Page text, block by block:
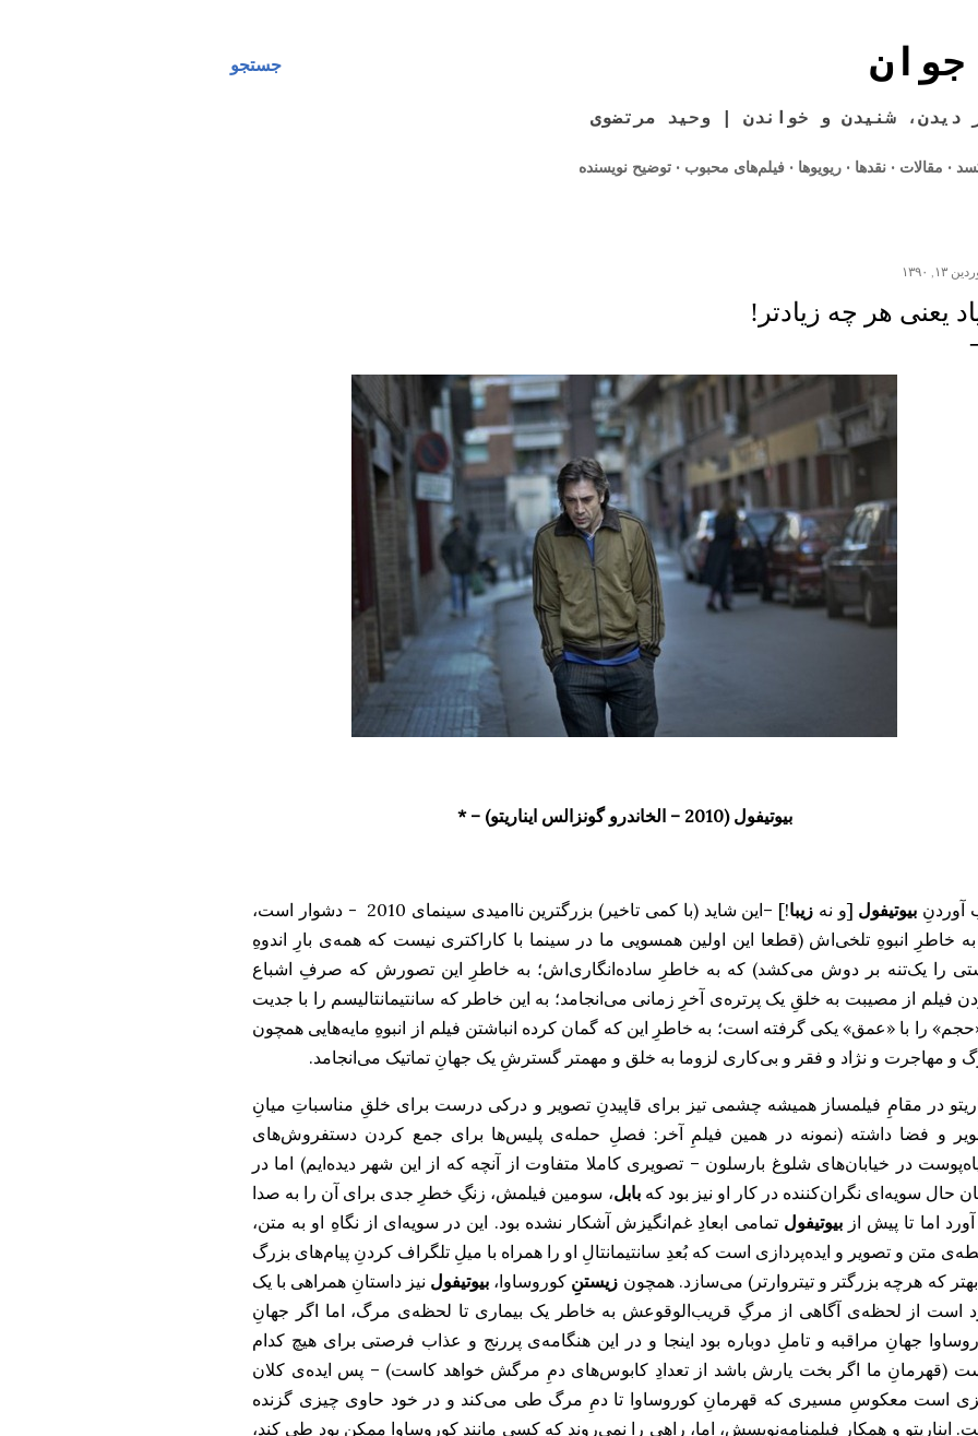
جستجو
دیدن، شنیدن و خواندن | وحید مرتضوی
مقالات نقدها ریویوها فیلم‌های محبوب توضیح نویسنده
۱۳, ۱۳۹۰
یعنی هر چه زیادتر!
بیوتیفول (2010 – الخاندرو گونزالس ایناریتو) –
*
آوردنِ بیوتیفول [و نه زیبا
!] –این شاید (با کمی تاخیر) بزرگترین ناامیدی سینمای 2010 - دشوار است،
به خاطرِ انبوهِ تلخی‌اش (قطعا این اولین همسویی ما در سینما با کاراکتری نیست که همه‌ی بارِ اندوهِ
را یک‌تنه بر دوش می‌کشد) که به خاطرِ ساده‌انگاری‌اش؛ به خاطرِ این تصورش که صرفِ اشباع
فیلم از مصیبت به خلقِ یک پرتره‌ی آخرِ زمانی می‌انجامد؛ به این خاطر که سانتیمانتالیسم را با جدیت
را با «عمق» یکی گرفته است؛ به خاطرِ این که گمان کرده انباشتن فیلم از انبوهِ مایه‌هایی همچون
و مهاجرت و نژاد و فقر و بی‌کاری لزوما به خلق و مهمتر گسترشِ یک جهانِ تماتیک می‌انجامد.
در مقامِ فیلمساز همیشه چشمی تیز برای قاپیدنِ تصویر و درکی درست برای خلقِ مناسباتِ میانِ
و فضا داشته (نمونه‌ در همین فیلمِ آخر: فصلِ حمله‌ی پلیس‌ها برای جمع کردن دستفرو‌ش‌های
در خیابان‌های شلوغ بارسلون – تصویری کاملا متفاوت از آنچه که از این شهر دیده‌ایم) اما در
حال سویه‌ای نگران‌کننده در کار او نیز بود کهبابل، سومین فیلمش، زنگِ خطرِ جدی برای آن را به صدا
اما تا پیش ازبیوتیفول تمامی ابعادِ غم‌انگیزش آشکار نشده بود. این در سویه‌ای از نگاهِ او به متن،
متن و تصویر و ایده‌پردازی‌ است که بُعدِ سانتیمانتالِ او را همراه با میلِ تلگراف کردنِ پیام‌‌های بزرگ
که هرچه بزرگتر و تیتروارتر) می‌سازد. همچون زیستنِ کوروساوا، بیوتیفول نیز داستانِ همراهی با یک
است از لحظه‌ی آگاهی از مرگِ قریب‌الوقوعش به خاطر یک بیماری تا لحظه‌ی مرگ، اما اگر جهانِ
جهانِ مراقبه و تاملِ دوباره بود اینجا و در این هنگامه‌ی پررنج و عذاب فرصتی برای هیچ ‌کدام
(قهرمانِ ما اگر بخت یارش باشد از تعدادِ کابوس‌های دمِ مرگش خواهد کاست) – پس ایده‌ی کلان
است معکوسِ مسیری که قهرمانِ کوروساوا تا دمِ مرگ طی می‌کند و در خود حاوی چیزی گزنده
ایناریتو و همکارِ فیلمنامه‌نویسش، اما، راهی را نمی‌روند که کسی مانندِ کوروساوا ممکن بود طی کند،